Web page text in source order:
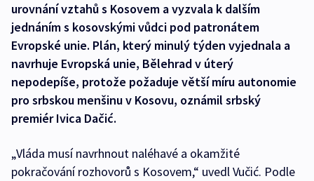
urovnání vztahů s Kosovem a vyzvala k dalším
jednáním s kosovskými vůdci pod patronátem
Evropské unie. Plán, který minulý týden vyjednala a
navrhuje Evropská unie, Bělehrad v úterý
nepodepíše, protože požaduje větší míru autonomie
pro srbskou menšinu v Kosovu, oznámil srbský
premiér Ivica Dačić.
„Vláda musí navrhnout naléhavé a okamžité
pokračování rozhovorů s Kosovem,“ uvedl Vučić. Podle